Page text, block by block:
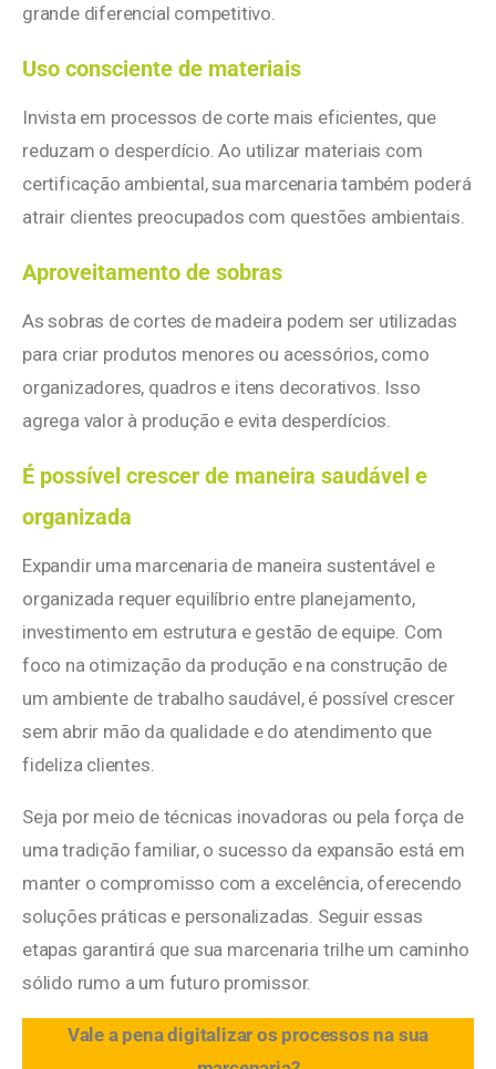
grande diferencial competitivo.
Uso consciente de materiais
Invista em processos de corte mais eficientes, que
reduzam o desperdício. Ao utilizar materiais com
certificação ambiental, sua marcenaria também poderá
atrair clientes preocupados com questões ambientais.
Aproveitamento de sobras
As sobras de cortes de madeira podem ser utilizadas
para criar produtos menores ou acessórios, como
organizadores, quadros e itens decorativos. Isso
agrega valor à produção e evita desperdícios.
É possível crescer de maneira saudável e
organizada
Expandir uma marcenaria de maneira sustentável e
organizada requer equilíbrio entre planejamento,
investimento em estrutura e gestão de equipe. Com
foco na otimização da produção e na construção de
um ambiente de trabalho saudável, é possível crescer
sem abrir mão da qualidade e do atendimento que
fideliza clientes.
Seja por meio de técnicas inovadoras ou pela força de
uma tradição familiar, o sucesso da expansão está em
manter o compromisso com a excelência, oferecendo
soluções práticas e personalizadas. Seguir essas
etapas garantirá que sua marcenaria trilhe um caminho
sólido rumo a um futuro promissor.
Vale a pena digitalizar os processos na sua